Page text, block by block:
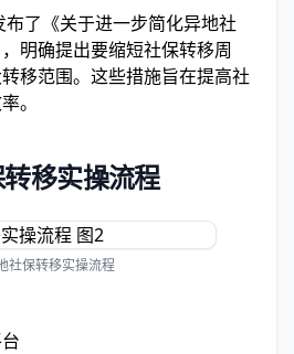
了《关于进一步简化异地社
明确提出要缩短社保转移周
移范围。这些措施旨在提高社
。
移实操流程
社保转移实操流程